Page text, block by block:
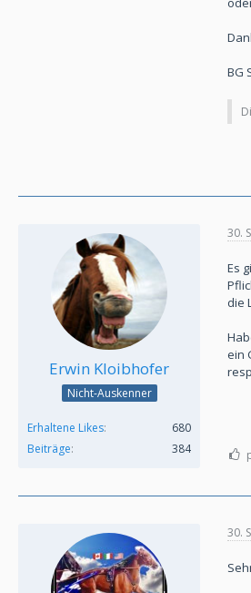
BG
Erwin Kloibhofer
Nicht-Auskenner
Erhaltene Likes
680
Beiträge
384
30.
Es
die
ein
30.